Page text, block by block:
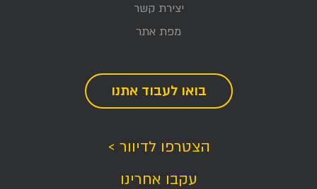
יצירת קשר
מפת אתר
בואו לעבוד אתנו
הצטרפו לדיוור >
עקבו אחרינו